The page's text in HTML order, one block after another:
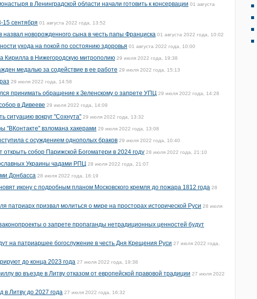
в Ленинградской области начали готовить к консервации 01 августа
15 сентября 01 августа 2022 года, 13:52
назвал новорожденного сына в честь папы Франциска 01 августа 2022 года, 10:02
ухода на покой по состоянию здоровья 01 августа 2022 года, 10:00
Кирилла в Нижегородскую митрополию 29 июля 2022 года, 19:38
медалью за содействие в ее работе 29 июля 2022 года, 15:13
29 июля 2022 года, 14:58
принимать обращение к Зеленскому о запрете УПЦ 29 июля 2022 года, 14:28
в Дивееве 29 июля 2022 года, 14:09
ситуацию вокруг "Сохнута" 29 июля 2022 года, 13:32
"ВКонтакте" взломана хакерами 29 июля 2022 года, 13:08
с осуждением однополых браков 29 июля 2022 года, 10:40
собор Парижской Богоматери в 2024 году 28 июля 2022 года, 21:10
Украины чадами РПЦ 28 июля 2022 года, 21:07
Донбасса 28 июля 2022 года, 16:19
икону с подробным планом Московского кремля до пожара 1812 года 28
патриарх призвал молиться о мире на просторах исторической Руси 28 июля
о запрете пропаганды нетрадиционных ценностей будут
на патриаршее богослужение в честь Дня Крещения Руси 27 июля 2022 года,
до конца 2023 года 27 июля 2022 года, 19:38
во въезде в Литву отказом от европейской правовой традиции 27 июля 2022
в Литву до 2027 года 27 июля 2022 года, 16:32